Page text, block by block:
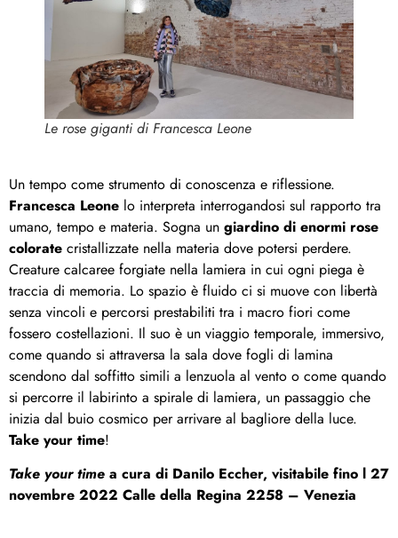
Le rose giganti di Francesca Leone
Un tempo come strumento di conoscenza e riflessione.
Francesca Leone lo interpreta interrogandosi sul rapporto tra
umano, tempo e materia. Sogna un giardino di enormi rose
colorate cristallizzate nella materia dove potersi perdere.
Creature calcaree forgiate nella lamiera in cui ogni piega è
traccia di memoria. Lo spazio è fluido ci si muove con libertà
senza vincoli e percorsi prestabiliti tra i macro fiori come
fossero costellazioni. Il suo è un viaggio temporale, immersivo,
come quando si attraversa la sala dove fogli di lamina
scendono dal soffitto simili a lenzuola al vento o come quando
si percorre il labirinto a spirale di lamiera, un passaggio che
inizia dal buio cosmico per arrivare al bagliore della luce.
Take your time!
Take your time a cura di Danilo Eccher, visitabile fino l 27
novembre 2022 Calle della Regina 2258 – Venezia